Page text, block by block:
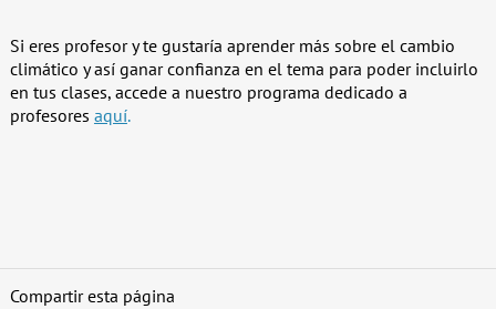
Si eres profesor y te gustaría aprender más sobre el cambio
climático y así ganar confianza en el tema para poder incluirlo
en tus clases, accede a nuestro programa dedicado a
profesores aquí.
Compartir esta página